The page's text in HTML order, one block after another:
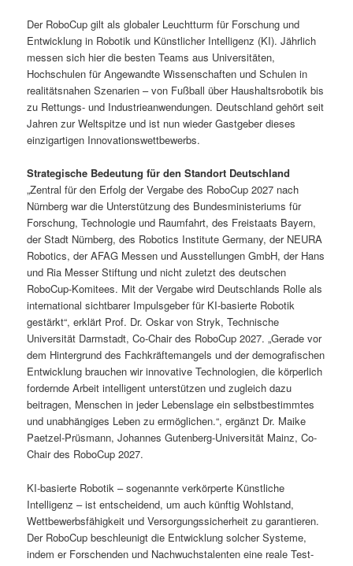
Der RoboCup gilt als globaler Leuchtturm für Forschung und
Entwicklung in Robotik und Künstlicher Intelligenz (KI). Jährlich
messen sich hier die besten Teams aus Universitäten,
Hochschulen für Angewandte Wissenschaften und Schulen in
realitätsnahen Szenarien – von Fußball über Haushaltsrobotik bis
zu Rettungs- und Industrieanwendungen. Deutschland gehört seit
Jahren zur Weltspitze und ist nun wieder Gastgeber dieses
einzigartigen Innovationswettbewerbs.
Strategische Bedeutung für den Standort Deutschland
„Zentral für den Erfolg der Vergabe des RoboCup 2027 nach
Nürnberg war die Unterstützung des Bundesministeriums für
Forschung, Technologie und Raumfahrt, des Freistaats Bayern,
der Stadt Nürnberg, des Robotics Institute Germany, der NEURA
Robotics, der AFAG Messen und Ausstellungen GmbH, der Hans
und Ria Messer Stiftung und nicht zuletzt des deutschen
RoboCup-Komitees. Mit der Vergabe wird Deutschlands Rolle als
international sichtbarer Impulsgeber für KI-basierte Robotik
gestärkt“, erklärt Prof. Dr. Oskar von Stryk, Technische
Universität Darmstadt, Co-Chair des RoboCup 2027. „Gerade vor
dem Hintergrund des Fachkräftemangels und der demografischen
Entwicklung brauchen wir innovative Technologien, die körperlich
fordernde Arbeit intelligent unterstützen und zugleich dazu
beitragen, Menschen in jeder Lebenslage ein selbstbestimmtes
und unabhängiges Leben zu ermöglichen.“, ergänzt Dr. Maike
Paetzel-Prüsmann, Johannes Gutenberg-Universität Mainz, Co-
Chair des RoboCup 2027.
KI-basierte Robotik – sogenannte verkörperte Künstliche
Intelligenz – ist entscheidend, um auch künftig Wohlstand,
Wettbewerbsfähigkeit und Versorgungssicherheit zu garantieren.
Der RoboCup beschleunigt die Entwicklung solcher Systeme,
indem er Forschenden und Nachwuchstalenten eine reale Test-